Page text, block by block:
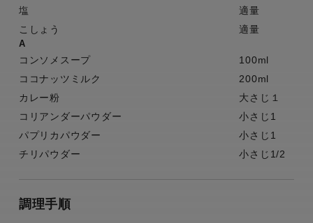
塩
適量
こしょう
適量
A
コンソメスープ
100ml
ココナッツミルク
200ml
カレー粉
大さじ１
コリアンダーパウダー
小さじ1
パプリカパウダー
小さじ1
チリパウダー
小さじ1/2
調理手順